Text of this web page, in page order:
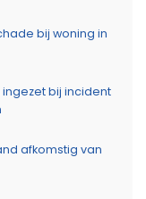
bij woning in
bij incident
afkomstig van